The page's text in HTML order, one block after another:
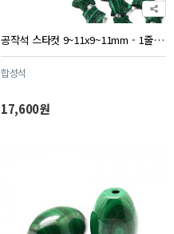
공작석 스타컷 9~11x9~11mm - 1줄(약 15개)
합성석
17,600원